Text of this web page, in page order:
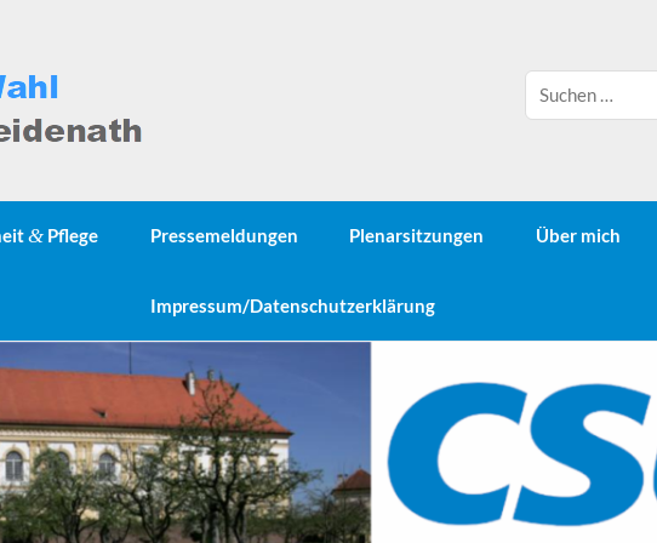
& Pflege Pressemeldungen Plenarsitzungen Über mich
Impressum/Datenschutzerklärung